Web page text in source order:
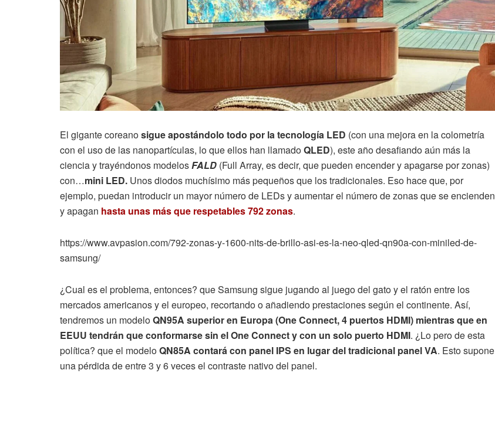
El gigante coreanosigue apostándolo todo por la tecnología LED (con una mejora en la colometría
con el uso de las nanopartículas, lo que ellos han llamadoQLED), este año desafiando aún más la
ciencia y trayéndonos modelosFALD (Full Array, es decir, que pueden encender y apagarse por zonas)
con…mini LED. Unos diodos muchísimo más pequeños que los tradicionales. Eso hace que, por
ejemplo, puedan introducir un mayor número de LEDs y aumentar el número de zonas que se encienden
y apagan hasta unas más que respetables 792 zonas.
https://www.avpasion.com/792-zonas-y-1600-nits-de-brillo-asi-es-la-neo-qled-qn90a-con-miniled-de-
samsung/
¿Cual es el problema, entonces? que Samsung sigue jugando al juego del gato y el ratón entre los
mercados americanos y el europeo, recortando o añadiendo prestaciones según el continente. Así,
tendremos un modeloQN95A superior en Europa (One Connect, 4 puertos HDMI) mientras que en
EEUU tendrán que conformarse sin el One Connect y con un solo puerto HDMI. ¿Lo pero de esta
política? que el modeloQN85A contará con panel IPS en lugar del tradicional panel VA. Esto supone
una pérdida de entre 3 y 6 veces el contraste nativo del panel.